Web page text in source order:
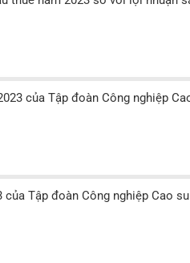
của Tập đoàn Công nghiệp
Tập đoàn Công nghiệp Cao